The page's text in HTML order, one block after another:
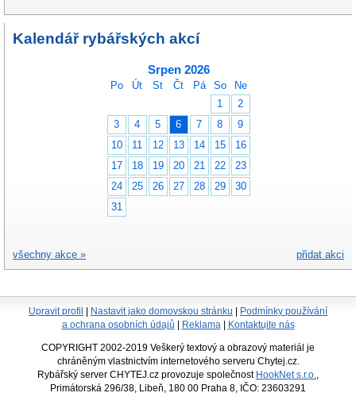
Kalendář rybářských akcí
Srpen 2026
Po Út St Čt Pá So
Ne
1
2
3
4 5 6 7 8
9
10
11 12 13 14 15
16
17
18 19 20 21 22
23
24
25 26 27 28 29
30
31
přidat akci
všechny akce »
Upravit profil Nastavit jako domovskou stránku
Podmínky používání
a ochrana osobních údajů
Reklama| Kontaktujte nás
COPYRIGHT 2002-2019 Veškerý textový a obrazový materiál je
chráněným vlastnictvím internetového serveru Chytej.cz.
Rybářský server CHYTEJ.cz provozuje společnost HookNet s.r.o.
Primátorská 296/38, Libeň, 180 00 Praha 8, IČO: 23603291